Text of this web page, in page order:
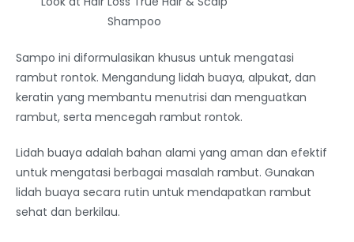
Shampoo
Sampo ini diformulasikan khusus untuk mengatasi
rambut rontok. Mengandung lidah buaya, alpukat, dan
keratin yang membantu menutrisi dan menguatkan
rambut, serta mencegah rambut rontok.
Lidah buaya adalah bahan alami yang aman dan efektif
untuk mengatasi berbagai masalah rambut. Gunakan
lidah buaya secara rutin untuk mendapatkan rambut
sehat dan berkilau.